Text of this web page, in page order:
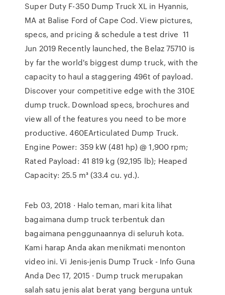
Super Duty F-350 Dump Truck XL in Hyannis,
MA at Balise Ford of Cape Cod. View pictures,
specs, and pricing & schedule a test drive 11
Jun 2019 Recently launched, the Belaz 75710 is
by far the world's biggest dump truck, with the
capacity to haul a staggering 496t of payload.
Discover your competitive edge with the 310E
dump truck. Download specs, brochures and
view all of the features you need to be more
productive. 460EArticulated Dump Truck.
Engine Power: 359 kW (481 hp) @ 1,900 rpm;
Rated Payload: 41 819 kg (92,195 lb); Heaped
Capacity: 25.5 m³ (33.4 cu. yd.).
Feb 03, 2018 · Halo teman, mari kita lihat
bagaimana dump truck terbentuk dan
bagaimana penggunaannya di seluruh kota.
Kami harap Anda akan menikmati menonton
video ini. Vi Jenis-jenis Dump Truck - Info Guna
Anda Dec 17, 2015 · Dump truck merupakan
salah satu jenis alat berat yang berguna untuk